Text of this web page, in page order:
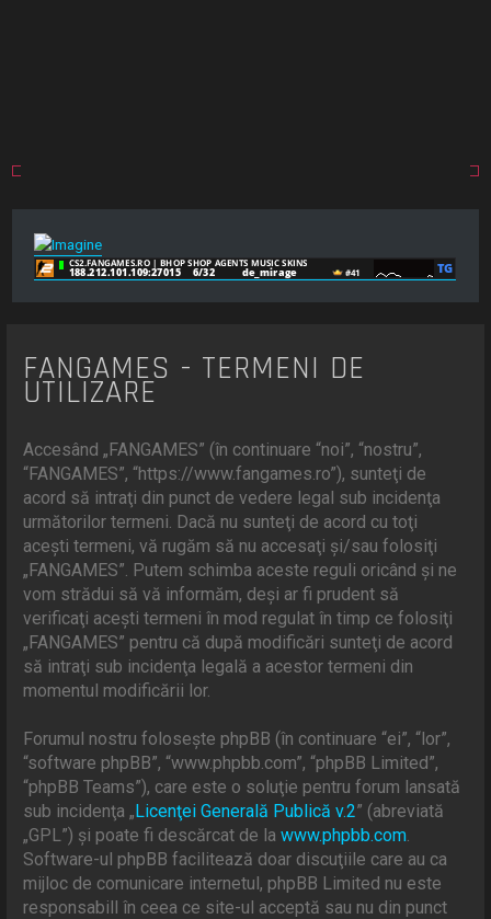
FANGAMES - TERMENI DE
UTILIZARE
Accesând „FANGAMES” (în continuare “noi”, “nostru”,
“FANGAMES”, “https://www.fangames.ro”), sunteţi de
acord să intraţi din punct de vedere legal sub incidenţa
următorilor termeni. Dacă nu sunteţi de acord cu toţi
aceşti termeni, vă rugăm să nu accesaţi şi/sau folosiţi
„FANGAMES”. Putem schimba aceste reguli oricând şi ne
vom strădui să vă informăm, deşi ar fi prudent să
verificaţi aceşti termeni în mod regulat în timp ce folosiţi
„FANGAMES” pentru că după modificări sunteţi de acord
să intraţi sub incidenţa legală a acestor termeni din
momentul modificării lor.
Forumul nostru foloseşte phpBB (în continuare “ei”, “lor”,
“software phpBB”, “www.phpbb.com”, “phpBB Limited”,
“phpBB Teams”), care este o soluţie pentru forum lansată
sub incidenţa „Licenţei Generală Publică v.2” (abreviată
„GPL”) şi poate fi descărcat de lawww.phpbb.com
Software-ul phpBB facilitează doar discuţiile care au ca
mijloc de comunicare internetul, phpBB Limited nu este
responsabill în ceea ce site-ul acceptă sau nu din punct